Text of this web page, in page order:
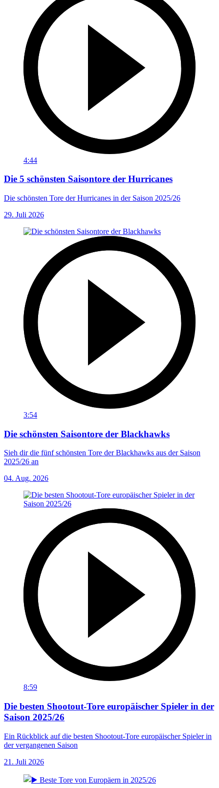
4:44
Die 5 schönsten Saisontore der Hurricanes
Die schönsten Tore der Hurricanes in der Saison 2025/26
29. Juli 2026
3:54
Die schönsten Saisontore der Blackhawks
Sieh dir die fünf schönsten Tore der Blackhawks aus der Saison
2025/26 an
04. Aug. 2026
8:59
Die besten Shootout-Tore europäischer Spieler in der
Saison 2025/26
Ein Rückblick auf die besten Shootout-Tore europäischer Spieler in
der vergangenen Saison
21. Juli 2026